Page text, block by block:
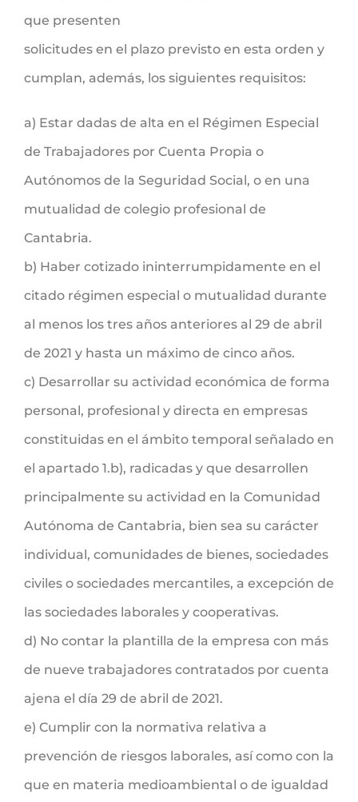
que presenten
solicitudes en el plazo previsto en esta orden y
cumplan, además, los siguientes requisitos:
a) Estar dadas de alta en el Régimen Especial
de Trabajadores por Cuenta Propia o
Autónomos de la Seguridad Social, o en una
mutualidad de colegio profesional de
Cantabria.
b) Haber cotizado ininterrumpidamente en el
citado régimen especial o mutualidad durante
al menos los tres años anteriores al 29 de abril
de 2021 y hasta un máximo de cinco años.
c) Desarrollar su actividad económica de forma
personal, profesional y directa en empresas
constituidas en el ámbito temporal señalado en
el apartado 1.b), radicadas y que desarrollen
principalmente su actividad en la Comunidad
Autónoma de Cantabria, bien sea su carácter
individual, comunidades de bienes, sociedades
civiles o sociedades mercantiles, a excepción de
las sociedades laborales y cooperativas.
d) No contar la plantilla de la empresa con más
de nueve trabajadores contratados por cuenta
ajena el día 29 de abril de 2021.
e) Cumplir con la normativa relativa a
prevención de riesgos laborales, así como con la
que en materia medioambiental o de igualdad